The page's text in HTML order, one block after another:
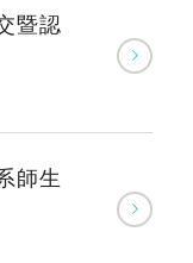
暨認
師生